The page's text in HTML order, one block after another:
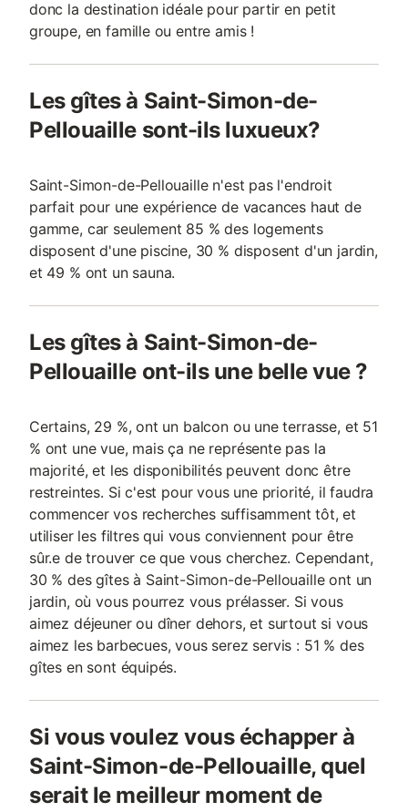
donc la destination idéale pour partir en petit
groupe, en famille ou entre amis !
Les gîtes à Saint-Simon-de-
Pellouaille sont-ils luxueux?
Saint-Simon-de-Pellouaille n'est pas l'endroit
parfait pour une expérience de vacances haut de
gamme, car seulement 85 % des logements
disposent d'une piscine, 30 % disposent d'un jardin,
et 49 % ont un sauna.
Les gîtes à Saint-Simon-de-
Pellouaille ont-ils une belle vue ?
Certains, 29 %, ont un balcon ou une terrasse, et 51
% ont une vue, mais ça ne représente pas la
majorité, et les disponibilités peuvent donc être
restreintes. Si c'est pour vous une priorité, il faudra
commencer vos recherches suffisamment tôt, et
utiliser les filtres qui vous conviennent pour être
sûr.e de trouver ce que vous cherchez. Cependant,
30 % des gîtes à Saint-Simon-de-Pellouaille ont un
jardin, où vous pourrez vous prélasser. Si vous
aimez déjeuner ou dîner dehors, et surtout si vous
aimez les barbecues, vous serez servis : 51 % des
gîtes en sont équipés.
Si vous voulez vous échapper à
Saint-Simon-de-Pellouaille, quel
serait le meilleur moment de